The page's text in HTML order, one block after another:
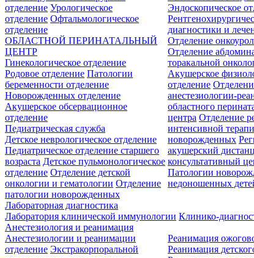
отделение Урологическое
отделение Офтальмологическое
отделение
Эндоскопическое
диагностики и
Отделение
Отделение
торакальной
ОБЛАСТНОЙ ПЕРИНАТАЛЬНЫЙ
ЦЕНТР
Гинекологическое отделение
Родовое отделение Патологии
беременности отделение
Новорожденных отделение
Акушерское обсервационное
отделение
Акушерское
отделение
анестезиологии-
областного
центра Отделение
интенсивной
новорожденных
акушерский
консультативный
Патологии
недоношенных
Педиатрическая служба
Детское неврологическое отделение
Педиатрическое отделение старшего
возраста Детское пульмонологическое
отделение Отделение детской
онкологии и гематологии Отделение
патологии новорожденных
Лабораторная диагностика
Лаборатория клинической иммунологии Клинико-
Анестезиология и реанимация
Анестезиологии и реанимации
отделение Экстракорпоральной
Реанимация
Реанимация